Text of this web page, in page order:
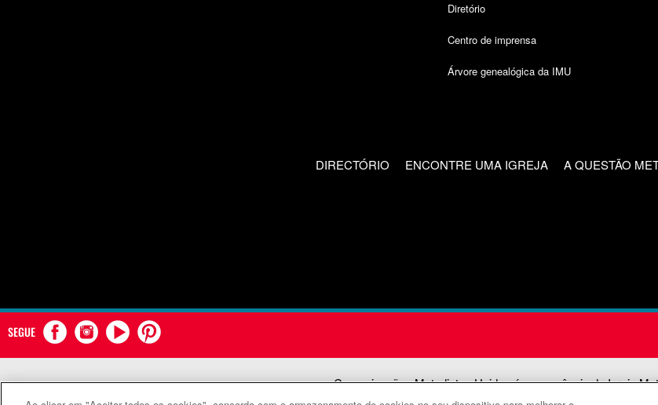
Diretório
Centro de imprensa
Árvore genealógica da IMU
DIRECTÓRIO ENCONTRE UMA IGREJA A QUESTÃO
SEGUE
Comunicações Metodistas Unidas é uma agência da Igreja